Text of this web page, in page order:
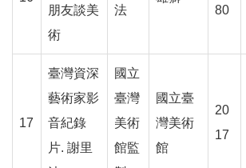
資
朋友談美
術
法
80
17
臺灣資深
藝術家影
音紀錄
片. 謝里
國立
臺灣
美術
館監
國立臺
灣美術
館
20
17